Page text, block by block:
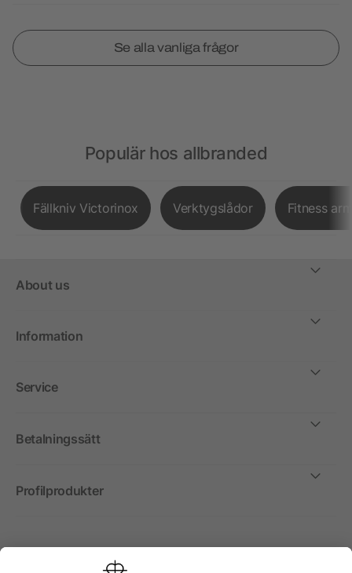
Se alla vanliga frågor
Populär hos allbranded
Fällkniv Victorinox Verktygslådor Fitness
About us
Information
Service
Betalningssätt
Profilprodukter
Internationellt